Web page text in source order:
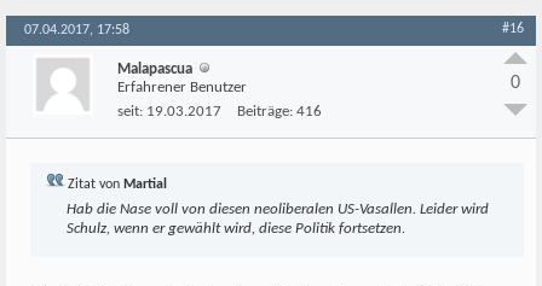
07.04.2017, 17:58 #16
Malapascua
Erfahrener Benutzer
seit: 19.03.2017 Beiträge: 416
0
Zitat von Martial
Hab die Nase voll von diesen neoliberalen US-Vasallen. Leider wird
Schulz, wenn er gewählt wird, diese Politik fortsetzen.